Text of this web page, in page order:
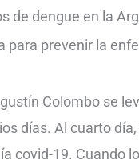
de dengue en la
para prevenir la
Colombo se
días. Al cuarto
covid-19. Cuando